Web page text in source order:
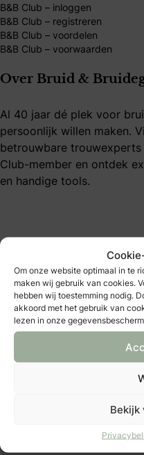
Om onze website optimaal in te
maken wij gebruik van cookies.
hebben wij toestemming nodig.
akkoord met het gebruik van
lezen in onze
Bekijk
B&B Club – inloggen
B&B Club – registreren
B&B Club – voordelen
B&B Club – voorwaarden
Over Bruid &
Al 40 jaar dé plek voor
persoonlijk willen maken.
betrouwbare
Club-member en ontdek
en handige tools.
Bruidmedia
Trouwexperts – business login
Contact
Adverteren
Privacybeleid
Trouwen per stad